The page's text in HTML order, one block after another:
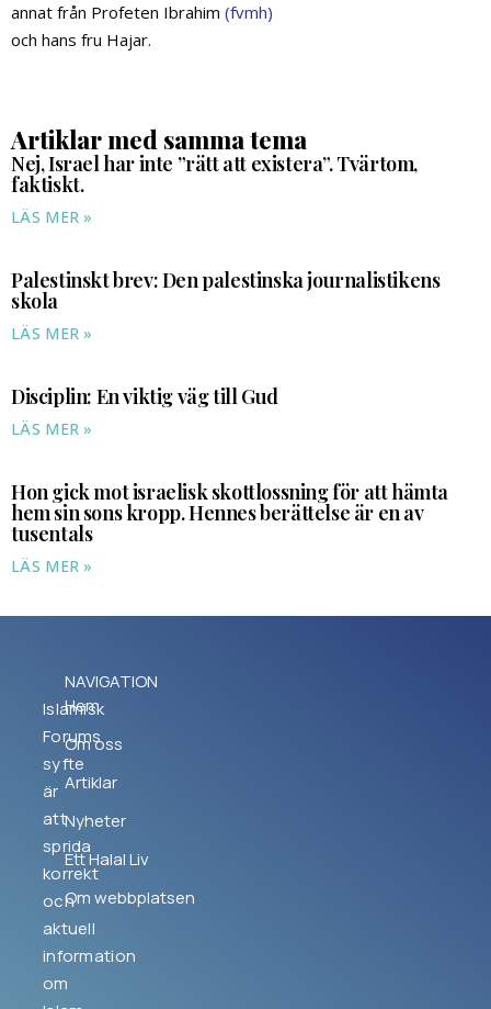
annat från Profeten Ibrahim (fvmh)
och hans fru Hajar.
Artiklar med samma tema
Nej, Israel har inte ”rätt att existera”. Tvärtom,
faktiskt.
LÄS MER »
Palestinskt brev: Den palestinska journalistikens
skola
LÄS MER »
Disciplin: En viktig väg till Gud
LÄS MER »
Hon gick mot israelisk skottlossning för att hämta
hem sin sons kropp. Hennes berättelse är en av
tusentals
LÄS MER »
Islamisk
Forums
syfte
är
att
sprida
korrekt
och
aktuell
information
om
NAVIGATION
Hem
Om oss
Artiklar
Nyheter
Ett Halal Liv
Om webbplatsen